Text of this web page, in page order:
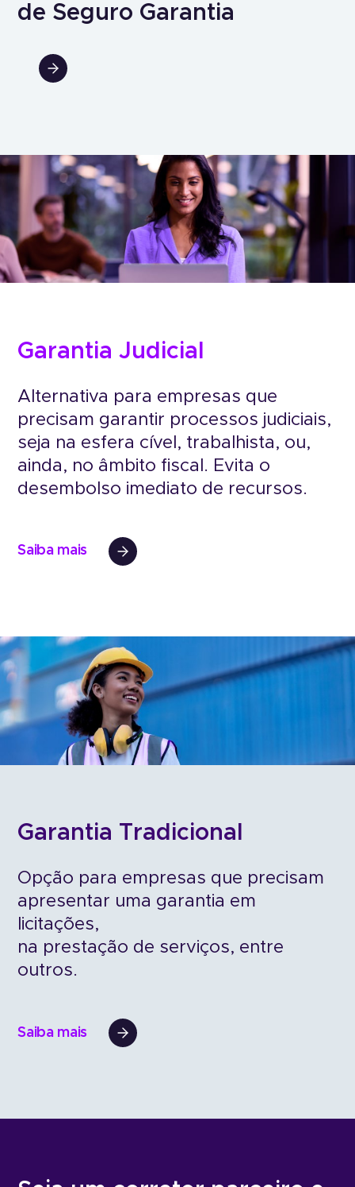
de Seguro Garantia
Garantia Judicial
Alternativa para empresas que
precisam garantir processos judiciais,
seja na esfera cível, trabalhista, ou,
ainda, no âmbito fiscal. Evita o
desembolso imediato de recursos.
Saiba mais
Garantia Tradicional
Opção para empresas que precisam
apresentar uma garantia em
licitações,
na prestação de serviços, entre
outros.
Saiba mais